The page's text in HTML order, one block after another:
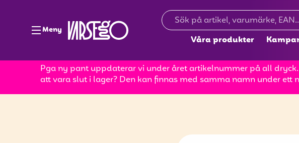
Meny
Våra produkter
Pga ny pant uppdaterar vi under året artikelnummer på all
att vara slut i lager? Den kan finnas med samma namn under